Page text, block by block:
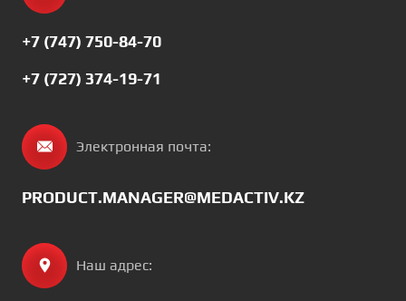
+7 (747) 750-84-70
+7 (727) 374-19-71
Электронная почта:
PRODUCT.MANAGER@MEDACTIV.KZ
Наш адрес: